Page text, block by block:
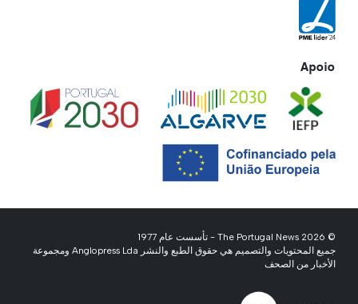
Apoio
© 2026 The Portugal News - تأسست عام 1977
جميع المحتويات والتصميم هي حقوق الطبع والنشر Anglopress Lda ومجموعة
الأخبار من الصحف